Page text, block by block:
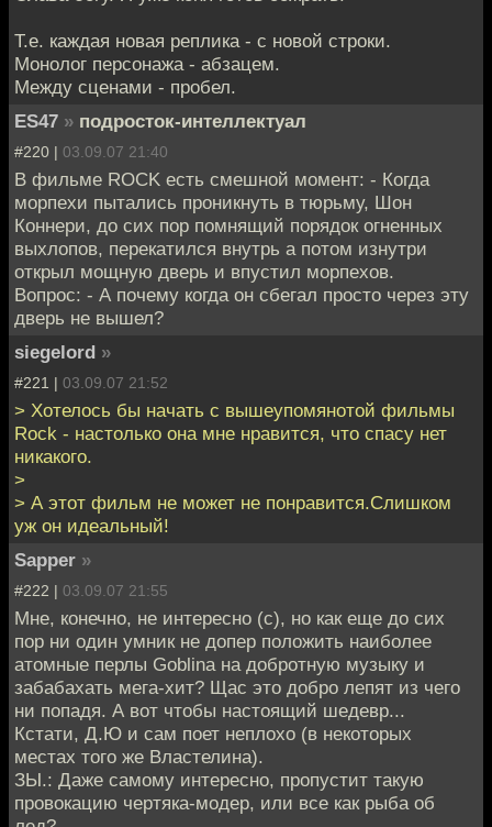
Т.е. каждая новая реплика - с новой строки.
Монолог персонажа - абзацем.
Между сценами - пробел.
ES47 » подросток-интеллектуал
#220 | 03.09.07 21:40
В фильме ROCK есть смешной момент: - Когда
морпехи пытались проникнуть в тюрьму, Шон
Коннери, до сих пор помнящий порядок огненных
выхлопов, перекатился внутрь а потом изнутри
открыл мощную дверь и впустил морпехов.
Вопрос: - А почему когда он сбегал просто через эту
дверь не вышел?
siegelord »
#221 | 03.09.07 21:52
> Хотелось бы начать с вышеупомянотой фильмы
Rock - настолько она мне нравится, что спасу нет
никакого.
>
> А этот фильм не может не понравится.Слишком
уж он идеальный!
Sapper »
#222 | 03.09.07 21:55
Мне, конечно, не интересно (c), но как еще до сих
пор ни один умник не допер положить наиболее
атомные перлы Goblinа на добротную музыку и
забабахать мега-хит? Щас это добро лепят из чего
ни попадя. А вот чтобы настоящий шедевр...
Кстати, Д.Ю и сам поет неплохо (в некоторых
местах того же Властелина).
ЗЫ.: Даже самому интересно, пропустит такую
провокацию чертяка-модер, или все как рыба об